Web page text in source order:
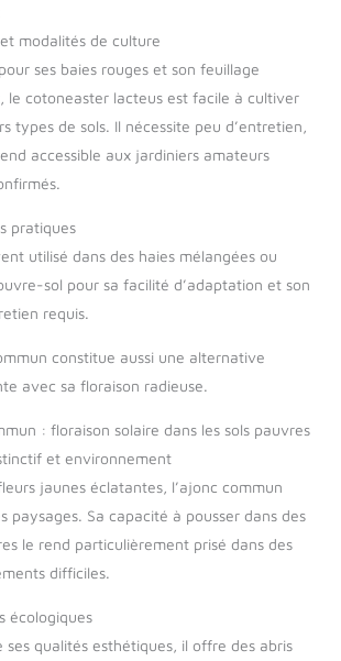
modalités de culture
ses baies rouges et son feuillage
le cotoneaster lacteus est facile à cultiver
types de sols. Il nécessite peu d’entretien,
accessible aux jardiniers amateurs
pratiques
utilisé dans des haies mélangées ou
sol pour sa facilité d’adaptation et son
requis.
constitue aussi une alternative
avec sa floraison radieuse.
: floraison solaire dans les sols pauvres
et environnement
jaunes éclatantes, l’ajonc commun
paysages. Sa capacité à pousser dans des
le rend particulièrement prisé dans des
difficiles.
écologiques
ses qualités esthétiques, il offre des abris